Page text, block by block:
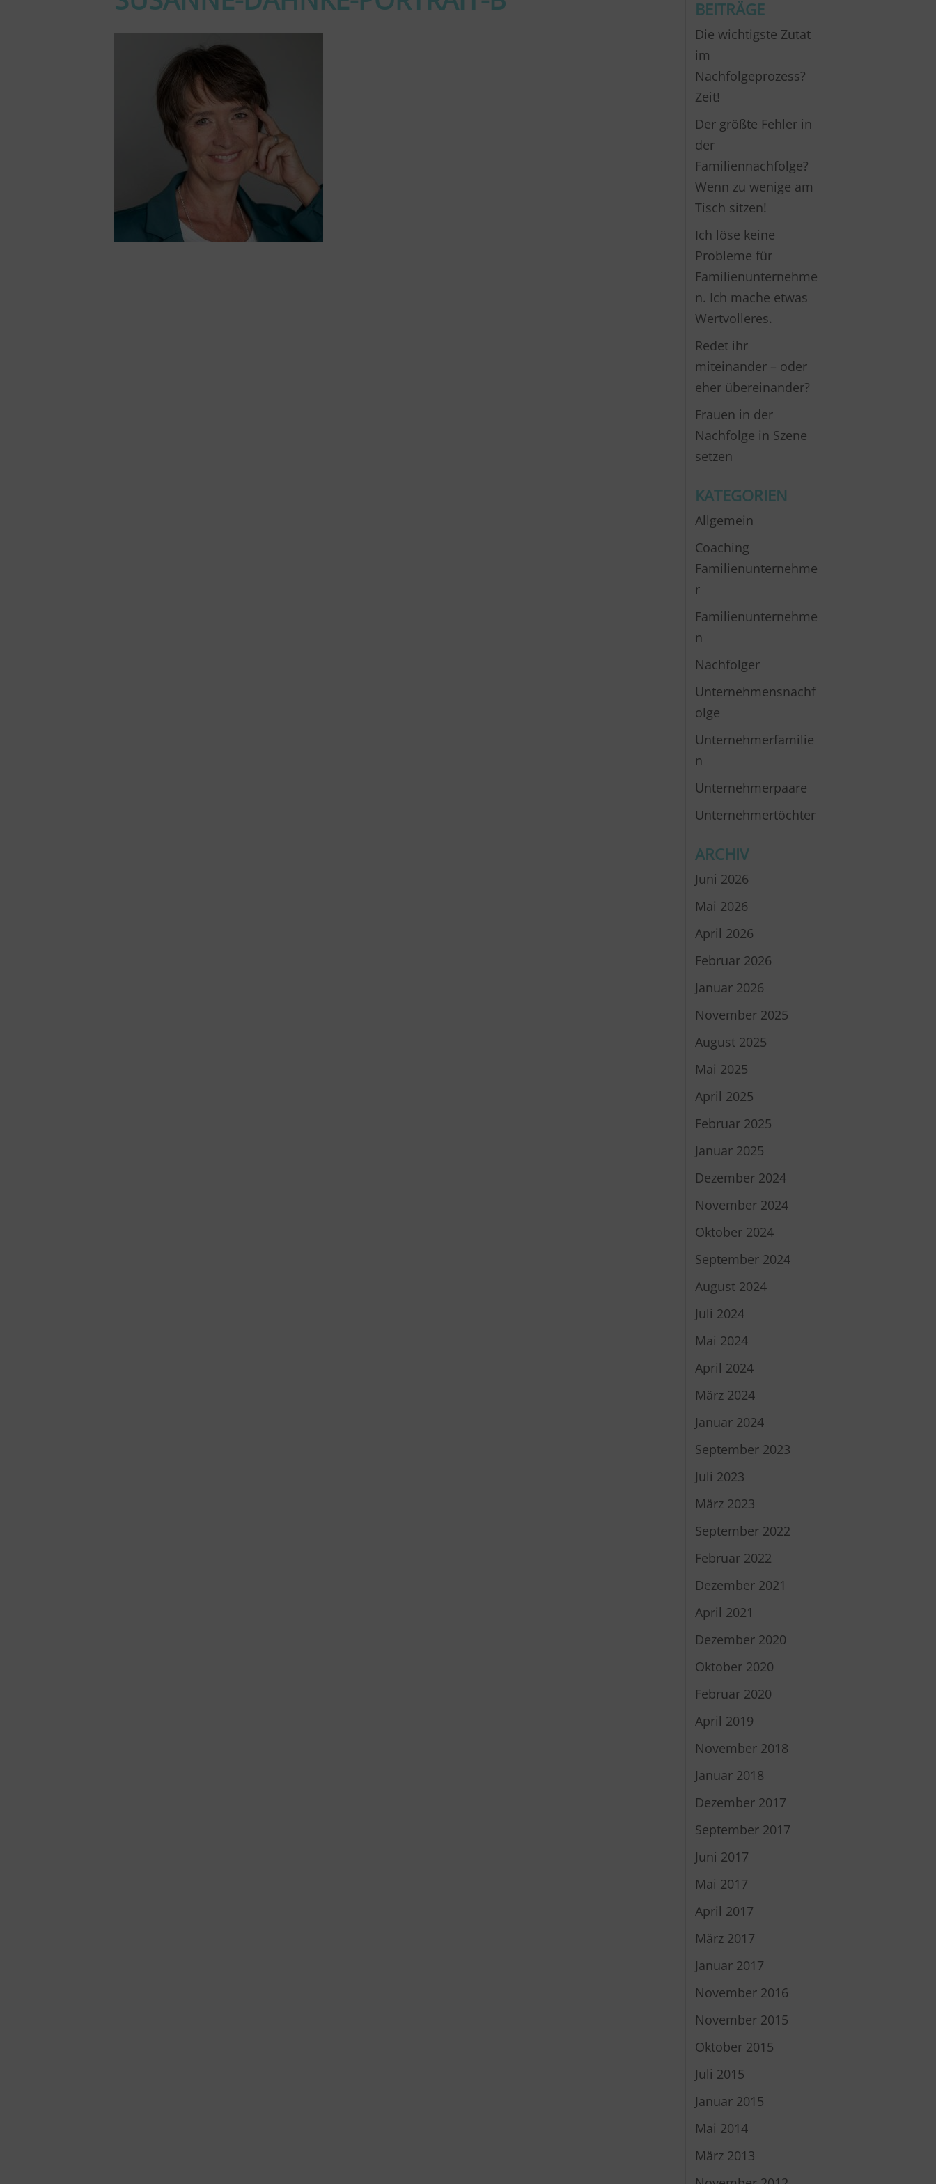
BEITRÄGE
Die wichtigste Zutat
im
Nachfolgeprozess?
Zeit!
Der größte Fehler in
der
Familiennachfolge?
Wenn zu wenige am
Tisch sitzen!
Ich löse keine
Probleme für
Familienunternehme
n. Ich mache etwas
Wertvolleres.
Redet ihr
miteinander – oder
eher übereinander?
Frauen in der
Nachfolge in Szene
setzen
KATEGORIEN
Allgemein
Coaching
Familienunternehme
r
Familienunternehme
n
Nachfolger
Unternehmensnachf
olge
Unternehmerfamilie
n
Unternehmerpaare
Unternehmertöchter
ARCHIV
Juni 2026
Mai 2026
April 2026
Februar 2026
Januar 2026
November 2025
August 2025
Mai 2025
April 2025
Februar 2025
Januar 2025
Dezember 2024
November 2024
Oktober 2024
September 2024
August 2024
Juli 2024
Mai 2024
April 2024
März 2024
Januar 2024
September 2023
Juli 2023
März 2023
September 2022
Februar 2022
Dezember 2021
April 2021
Dezember 2020
Oktober 2020
Februar 2020
April 2019
November 2018
Januar 2018
Dezember 2017
September 2017
Juni 2017
Mai 2017
April 2017
März 2017
Januar 2017
November 2016
November 2015
Oktober 2015
Juli 2015
Januar 2015
Mai 2014
März 2013